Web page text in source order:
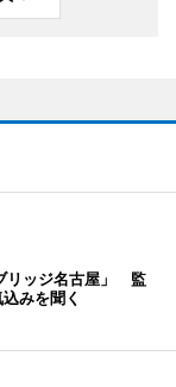
リッジ名古屋」 監
みを聞く